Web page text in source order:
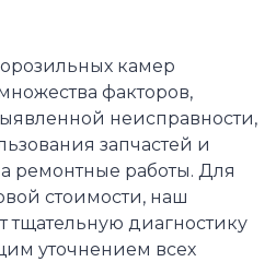
камер
факторов,
неисправности,
запчастей и
ремонтные работы. Для
стоимости, наш
тщательную диагностику
уточнением всех